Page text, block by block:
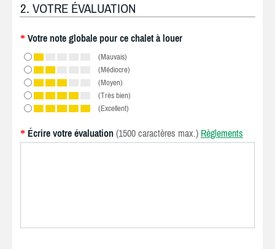
2. VOTRE ÉVALUATION
* Votre note globale pour ce chalet à louer
(Mauvais)
(Médiocre)
(Moyen)
(Très bien)
(Excellent)
* Écrire votre évaluation (1500 caractères max.) Règlements